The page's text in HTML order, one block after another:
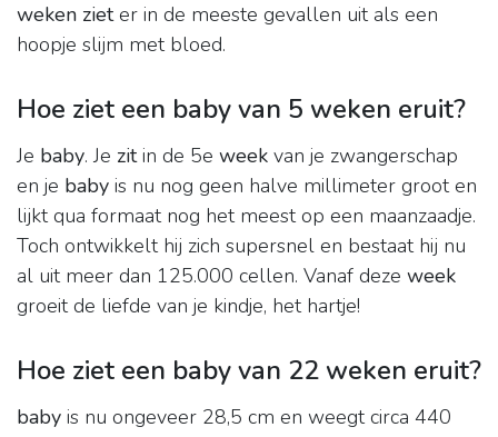
weken zieter in de meeste gevallen uit als een
hoopje slijm met bloed.
Hoe ziet een baby van 5 weken eruit?
Je baby. Je zitin de 5e week van je zwangerschap
en je baby is nu nog geen halve millimeter groot en
lijkt qua formaat nog het meest op een maanzaadje.
Toch ontwikkelt hij zich supersnel en bestaat hij nu
al uit meer dan 125.000 cellen. Vanaf deze week
groeit de liefde van je kindje, het hartje!
Hoe ziet een baby van 22 weken eruit?
baby is nu ongeveer 28,5 cm en weegt circa 440